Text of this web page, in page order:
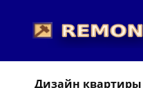
содержанию
Дизайн квартиры